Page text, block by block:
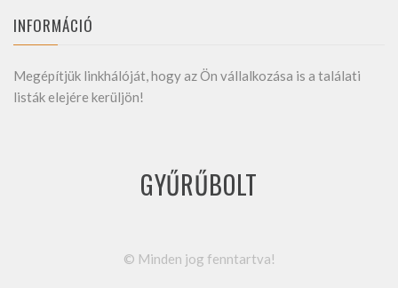
INFORMÁCIÓ
Megépítjük linkhálóját, hogy az Ön vállalkozása is a találati
listák elejére kerüljön!
GYŰRŰBOLT
© Minden jog fenntartva!